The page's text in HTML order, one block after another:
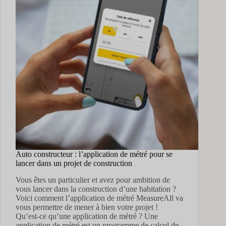
Auto constructeur : l’application de métré pour se
lancer dans un projet de construction
Vous êtes un particulier et avez pour ambition de
vous lancer dans la construction d’une habitation ?
Voici comment l’application de métré MeasureAll va
vous permettre de mener à bien votre projet !
Qu’est-ce qu’une application de métré ? Une